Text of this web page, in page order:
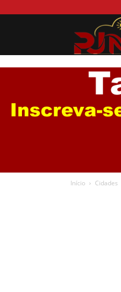
Início Cidades